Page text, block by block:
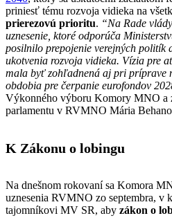
priniesť tému rozvoja vidieka na
prierezovú prioritu. “Na Rade
uznesenie, ktoré odporúča
posilnilo prepojenie verejných politík
ukotvenia rozvoja vidieka. Vízia pre
mala byť zohľadnená aj pri príprave
obdobia pre čerpanie eurofondov
Výkonného výboru Komory MNO a
parlamentu v RVMNO Mária
K Zákonu o lobingu
Na dnešnom rokovaní sa Komora
uznesenia RVMNO zo septembra, v
tajomníkovi MV SR, aby zákon o